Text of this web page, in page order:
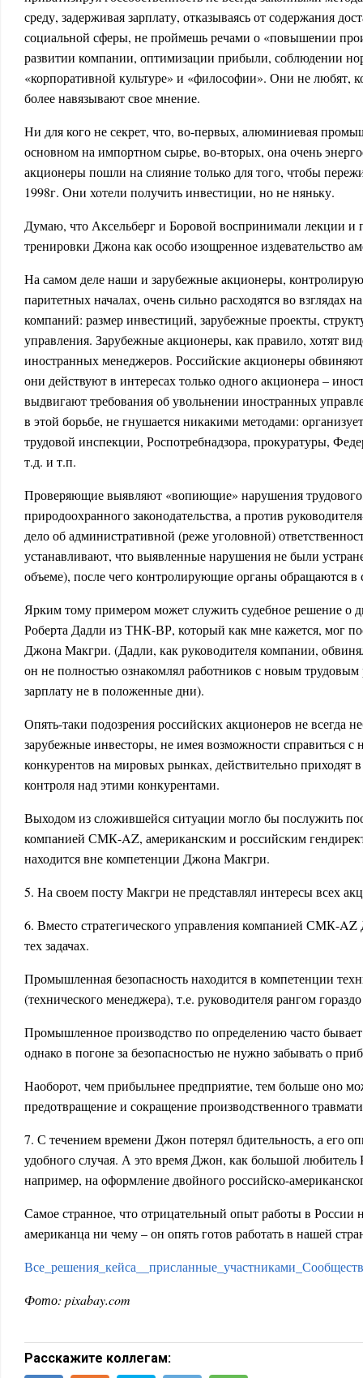
среду, задерживая зарплату, отказываясь от содержания
социальной сферы, не проймешь речами о «повышении
развитии компании, оптимизации прибыли, соблюдении
«корпоративной культуре» и «философии». Они не любят,
более навязывают свое мнение.
Ни для кого не секрет, что, во-первых, алюминиевая
основном на импортном сырье, во-вторых, она очень
акционеры пошли на слияние только для того, чтобы
1998г. Они хотели получить инвестиции, но не няньку.
Думаю, что Аксельберг и Боровой воспринимали лекции и
тренировки Джона как особо изощренное издевательство
На самом деле наши и зарубежные акционеры,
паритетных началах, очень сильно расходятся во взглядах
компаний: размер инвестиций, зарубежные проекты,
управления. Зарубежные акционеры, как правило, хотят
иностранных менеджеров. Российские акционеры
они действуют в интересах только одного акционера –
выдвигают требования об увольнении иностранных
в этой борьбе, не гнушается никакими методами:
трудовой инспекции, Роспотребнадзора, прокуратуры,
т.д. и т.п.
Проверяющие выявляют «вопиющие» нарушения
природоохранного законодательства, а против
дело об административной (реже уголовной)
устанавливают, что выявленные нарушения не были
объеме), после чего контролирующие органы обращаются в
Ярким тому примером может служить судебное решение о
Роберта Дадли из ТНК-ВР, который как мне кажется, мог
Джона Макгри. (Дадли, как руководителя компании,
он не полностью ознакомлял работников с новым
зарплату не в положенные дни).
Опять-таки подозрения российских акционеров не всегда
зарубежные инвесторы, не имея возможности справиться
конкурентов на мировых рынках, действительно приходят
контроля над этими конкурентами.
Выходом из сложившейся ситуации могло бы послужить
компанией СМК-AZ, американским и российским
находится вне компетенции Джона Макгри.
5. На своем посту Макгри не представлял интересы всех
6. Вместо стратегического управления компанией СМК-AZ
тех задачах.
Промышленная безопасность находится в компетенции
(технического менеджера), т.е. руководителя рангом
Промышленное производство по определению часто
однако в погоне за безопасностью не нужно забывать о
Наоборот, чем прибыльнее предприятие, тем больше оно
предотвращение и сокращение производственного
7. С течением времени Джон потерял бдительность, а его
удобного случая. А это время Джон, как большой любитель
например, на оформление двойного российско-
Самое странное, что отрицательный опыт работы в России
американца ни чему – он опять готов работать в нашей
Фото: pixabay.com
Расскажите коллегам: